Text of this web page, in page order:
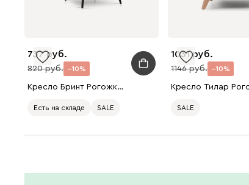
737
820 10
Кресло Бринт Рогожка Терракотовый
Есть на складе SALE
1031
1146 10
SALE